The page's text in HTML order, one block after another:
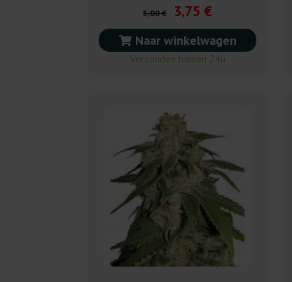
5,00 € 3,75 €
Naar winkelwagen
Verzonden binnen 24u